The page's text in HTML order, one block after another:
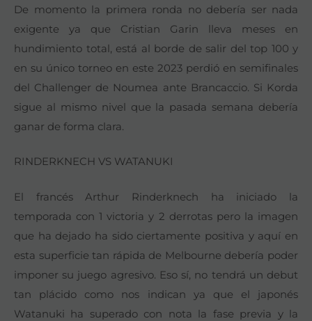
De momento la primera ronda no debería ser nada
exigente ya que Cristian Garin lleva meses en
hundimiento total, está al borde de salir del top 100 y
en su único torneo en este 2023 perdió en semifinales
del Challenger de Noumea ante Brancaccio. Si Korda
sigue al mismo nivel que la pasada semana debería
ganar de forma clara.
RINDERKNECH VS WATANUKI
El francés Arthur Rinderknech ha iniciado la
temporada con 1 victoria y 2 derrotas pero la imagen
que ha dejado ha sido ciertamente positiva y aquí en
esta superficie tan rápida de Melbourne debería poder
imponer su juego agresivo. Eso sí, no tendrá un debut
tan plácido como nos indican ya que el japonés
Watanuki ha superado con nota la fase previa y la